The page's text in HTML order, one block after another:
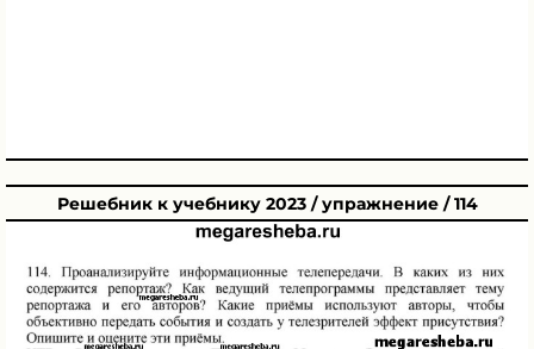
Решебник к учебнику 2023 / упражнение / 114